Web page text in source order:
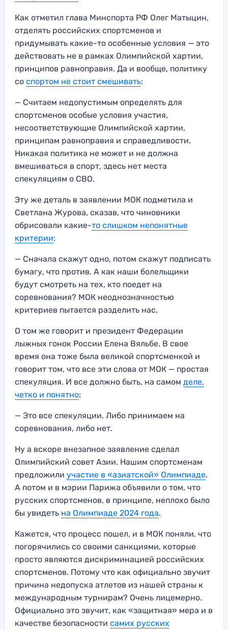
Как отметил глава Минспорта РФ Олег Матыцин,
отделять российских спортсменов и
придумывать какие-то особенные условия — это
действовать не в рамках Олимпийской хартии,
принципов равноправия. Да и вообще, политику
со спортом не стоит смешивать:
— Считаем недопустимым определять для
спортсменов особые условия участия,
несоответствующие Олимпийской хартии,
принципам равноправия и справедливости.
Никакая политика не может и не должна
вмешиваться в спорт, здесь нет места
спекуляциям о СВО.
Эту же деталь в заявлении МОК подметила и
Светлана Журова, сказав, что чиновники
обрисовали какие-то слишком непонятные
критерии:
— Сначала скажут одно, потом скажут подписать
бумагу, что против. А как наши болельщики
будут смотреть на тех, кто поедет на
соревнования? МОК неоднозначностью
критериев пытается разделить нас.
О том же говорит и президент Федерации
лыжных гонок России Елена Вяльбе. В свое
время она тоже была великой спортсменкой и
говорит том, что все эти слова от МОК — простая
спекуляция. И все должно быть, на самом деле,
четко и понятно:
— Это все спекуляции. Либо принимаем на
соревнования, либо нет.
Ну а вскоре внезапное заявление сделал
Олимпийский совет Азии. Нашим спортсменам
предложили участие в «азиатской» Олимпиаде.
А потом и в мэрии Парижа объявили о том, что
русских спортсменов, в принципе, неплохо было
бы увидеть на Олимпиаде 2024 года.
Кажется, что процесс пошел, и в МОК поняли, что
погорячились со своими санкциями, которые
просто являются дискриминацией российских
спортсменов. Потому что как официально звучит
причина недопуска атлетов из нашей страны к
международным турнирам? Очень лицемерно.
Официально это звучит, как «защитная» мера и в
качестве безопасности самих русских